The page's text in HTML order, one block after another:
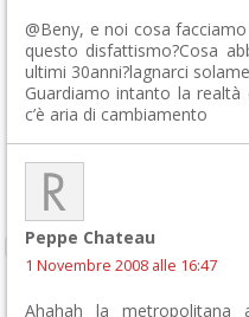
@Beny, e noi cosa
questo disfattismo?Cosa
ultimi 30anni?lagnarci
Guardiamo intanto la
c’è aria di cambiamento
Peppe Chateau
1 Novembre 2008 alle 16:47
Ahahah la metropolitana